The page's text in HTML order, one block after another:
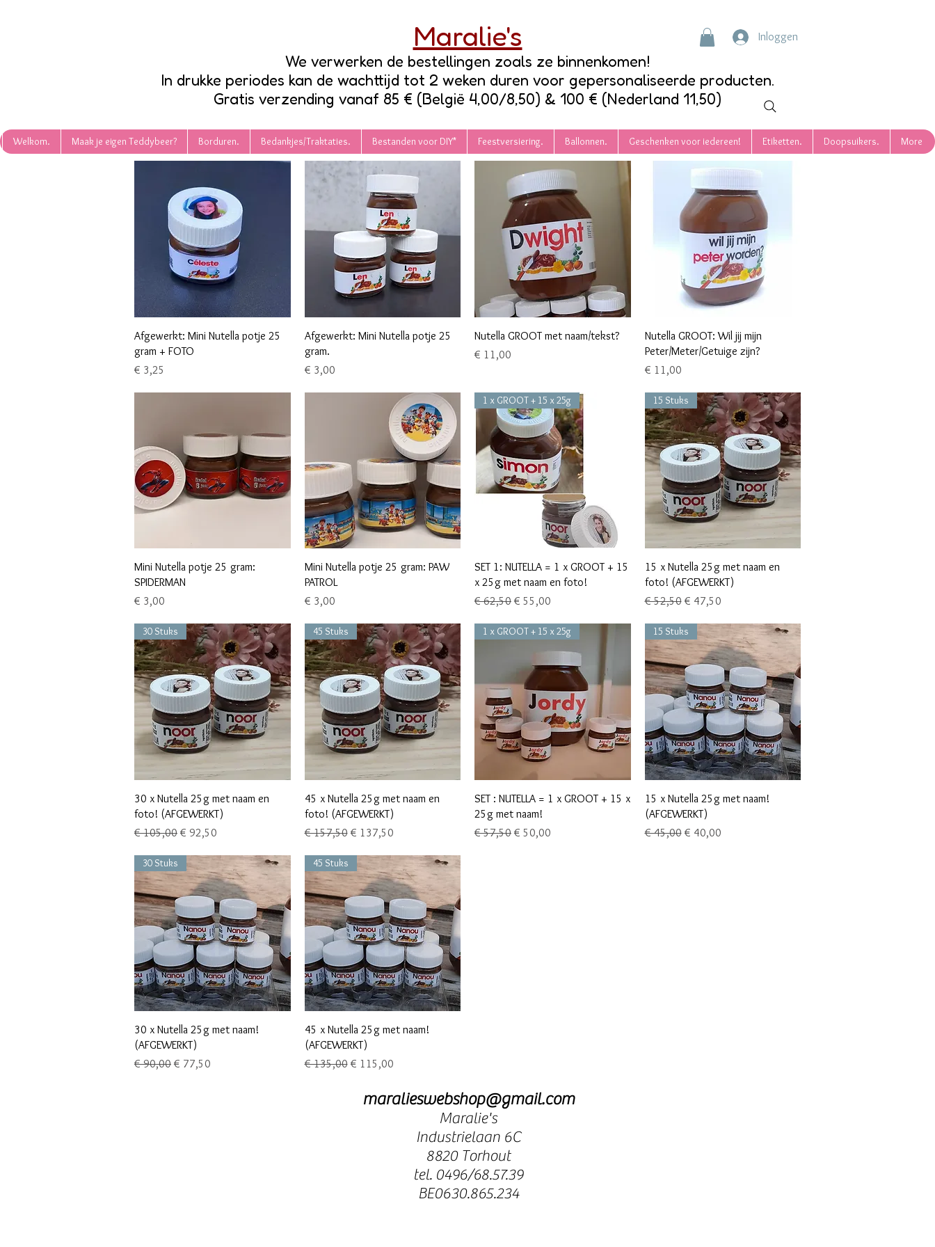
Inloggen
Maralie's
We verwerken de bestellingen zoals ze binnenkomen!
In drukke periodes kan de wachttijd tot 2 weken duren voor gepersonaliseerde producten.
Gratis verzending vanaf 85 € (België 4,00/8,50) & 100 € (Nederland 11,50)
Welkom. Maak je eigen Teddybeer? Borduren. Bedankjes/Traktaties. Bestanden voor DIY* Feestversiering. Ballonnen. Geschenken voor iedereen! Etiketten. Doopsuikers. More
Snel overzicht
Afgewerkt: Mini Nutella potje 25
gram + FOTO
Prijs
€ 3,25
Snel overzicht
Afgewerkt: Mini Nutella potje 25
gram.
Prijs
€ 3,00
Snel overzicht
Nutella GROOT met naam/tekst?
Prijs
€ 11,00
Snel overzicht
Nutella GROOT: Wil jij mijn
Peter/Meter/Getuige zijn?
Prijs
€ 11,00
Snel overzicht
Mini Nutella potje 25 gram:
SPIDERMAN
Prijs
€ 3,00
Snel overzicht
Mini Nutella potje 25 gram: PAW
PATROL
Prijs
€ 3,00
Snel overzicht
1 x GROOT + 15 x 25g
SET 1: NUTELLA = 1 x GROOT + 15
x 25g met naam en foto!
Normale prijs
€ 62,50 Verkoopprijs
€ 55,00
Snel overzicht
15 Stuks
15 x Nutella 25g met naam en
foto! (AFGEWERKT)
Normale prijs
€ 52,50 Verkoopprijs
€ 47,50
Snel overzicht
30 Stuks
30 x Nutella 25g met naam en
foto! (AFGEWERKT)
Normale prijs
€ 105,00 Verkoopprijs
€ 92,50
Snel overzicht
45 Stuks
45 x Nutella 25g met naam en
foto! (AFGEWERKT)
Normale prijs
€ 157,50 Verkoopprijs
€ 137,50
Snel overzicht
1 x GROOT + 15 x 25g
SET : NUTELLA = 1 x GROOT + 15 x
25g met naam!
Normale prijs
€ 57,50 Verkoopprijs
€ 50,00
Snel overzicht
15 Stuks
15 x Nutella 25g met naam!
(AFGEWERKT)
Normale prijs
€ 45,00 Verkoopprijs
€ 40,00
Snel overzicht
30 Stuks
30 x Nutella 25g met naam!
(AFGEWERKT)
Normale prijs
€ 90,00 Verkoopprijs
€ 77,50
Snel overzicht
45 Stuks
45 x Nutella 25g met naam!
(AFGEWERKT)
Normale prijs
€ 135,00 Verkoopprijs
€ 115,00
maralieswebshop@gmail.com
Maralie's
Industrielaan 6C
8820 Torhout
tel. 0496/68.57.39
BE0630.865.234